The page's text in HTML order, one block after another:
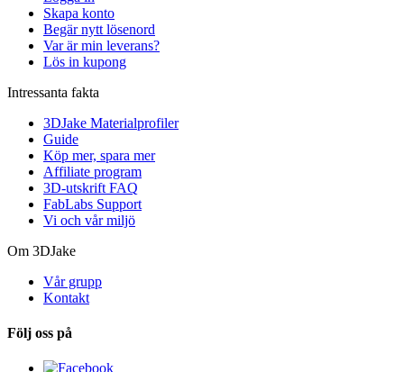
Skapa konto
Begär nytt lösenord
Var är min leverans?
Lös in kupong
Intressanta fakta
3DJake Materialprofiler
Guide
Köp mer, spara mer
Affiliate program
3D-utskrift FAQ
FabLabs Support
Vi och vår miljö
Om 3DJake
Vår grupp
Kontakt
Följ oss på